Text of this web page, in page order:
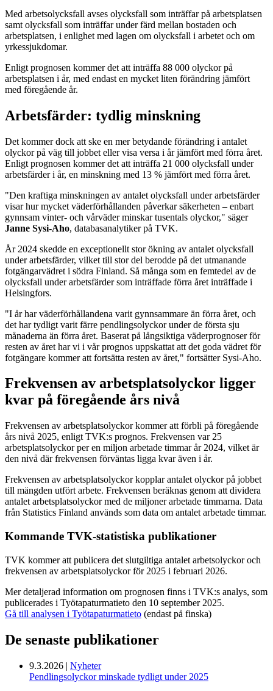
Med arbetsolycksfall avses olycksfall som inträffar på arbetsplatsen
samt olycksfall som inträffar under färd mellan bostaden och
arbetsplatsen, i enlighet med lagen om olycksfall i arbetet och om
yrkessjukdomar.
Enligt prognosen kommer det att inträffa 88 000 olyckor på
arbetsplatsen i år, med endast en mycket liten förändring jämfört
med föregående år.
Arbetsfärder: tydlig minskning
Det kommer dock att ske en mer betydande förändring i antalet
olyckor på väg till jobbet eller visa versa i år jämfört med förra året.
Enligt prognosen kommer det att inträffa 21 000 olycksfall under
arbetsfärder i år, en minskning med 13 % jämfört med förra året.
"Den kraftiga minskningen av antalet olycksfall under arbetsfärder
visar hur mycket väderförhållanden påverkar säkerheten – enbart
gynnsam vinter- och vårväder minskar tusentals olyckor," säger
Janne Sysi-Aho, databasanalytiker på TVK.
År 2024 skedde en exceptionellt stor ökning av antalet olycksfall
under arbetsfärder, vilket till stor del berodde på det utmanande
fotgängarvädret i södra Finland. Så många som en femtedel av de
olycksfall under arbetsfärder som inträffade förra året inträffade i
Helsingfors.
"I år har väderförhållandena varit gynnsammare än förra året, och
det har tydligt varit färre pendlingsolyckor under de första sju
månaderna än förra året. Baserat på långsiktiga väderprognoser för
resten av året har vi i vår prognos uppskattat att det goda vädret för
fotgängare kommer att fortsätta resten av året," fortsätter Sysi-Aho.
Frekvensen av arbetsplatsolyckor ligger
kvar på föregående års nivå
Frekvensen av arbetsplatsolyckor kommer att förbli på föregående
års nivå 2025, enligt TVK:s prognos. Frekvensen var 25
arbetsplatsolyckor per en miljon arbetade timmar år 2024, vilket är
den nivå där frekvensen förväntas ligga kvar även i år.
Frekvensen av arbetsplatsolyckor kopplar antalet olyckor på jobbet
till mängden utfört arbete. Frekvensen beräknas genom att dividera
antalet arbetsplatsolyckor med de miljoner arbetade timmarna. Data
från Statistics Finland används som data om antalet arbetade timmar.
Kommande TVK-statistiska publikationer
TVK kommer att publicera det slutgiltiga antalet arbetsolyckor och
frekvensen av arbetsplatsolyckor för 2025 i februari 2026.
Mer detaljerad information om prognosen finns i TVK:s analys, som
publicerades i Työtapaturmatieto den 10 september 2025.
Gå till analysen i Työtapaturmatieto (endast på finska)
De senaste publikationer
9.3.2026 | Nyheter
Pendlingsolyckor minskade tydligt under 2025